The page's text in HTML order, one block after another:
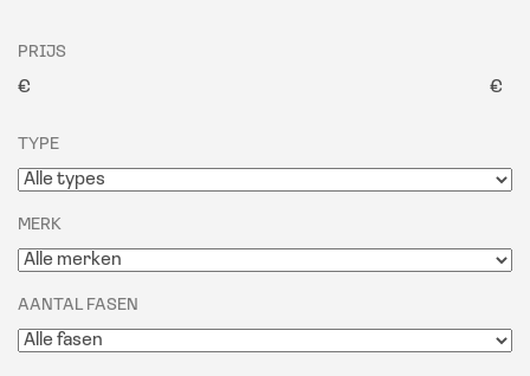
PRIJS
€ €
TYPE
MERK
AANTAL FASEN